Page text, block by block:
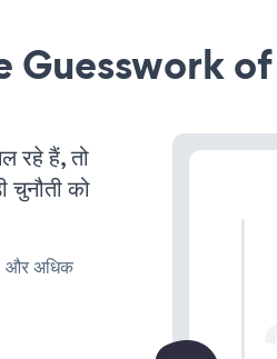
Guesswork
रहे हैं, तो
को
और अधिक